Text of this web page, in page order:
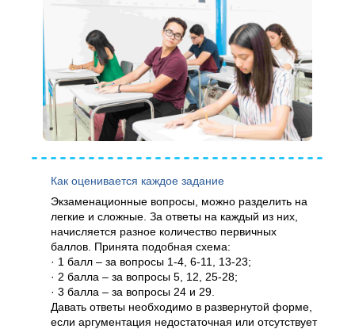
Экзаменационные вопросы, можно разделить на
легкие и сложные. За ответы на каждый из них,
начисляется разное количество первичных
баллов. Принята подобная схема:
· 1 балл – за вопросы 1-4, 6-11, 13-23;
· 2 балла – за вопросы 5, 12, 25-28;
· 3 балла – за вопросы 24 и 29.
Давать ответы необходимо в развернутой форме,
если аргументация недостаточная или отсутствует
Как оценивается каждое задание